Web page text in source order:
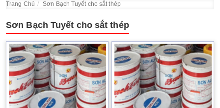
Trang Chủ Sơn Bạch Tuyết cho sắt thép
Sơn Bạch Tuyết cho sắt thép